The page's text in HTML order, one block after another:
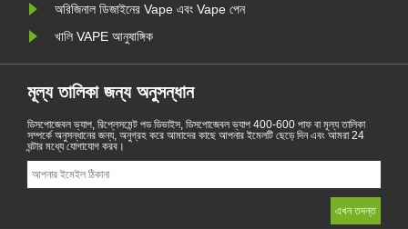
অরিজিনাল ডিজাইনের Vape এবং Vape পেন
খালি VAPE আনুষাঙ্গিক
মূল্য তালিকা জন্য অনুসন্ধান
ডিসপোজেবল ভ্যাপ, রিপ্লেসমেন্ট পড ডিভাইস, ডিসপোজেবল ভ্যাপ 400-600 পাফ বা মূল্য তালিকা
সম্পর্কে অনুসন্ধানের জন্য, অনুগ্রহ করে আমাদের কাছে আপনার ইমেলটি ছেড়ে দিন এবং আমরা 24
ঘন্টার মধ্যে যোগাযোগ করব।